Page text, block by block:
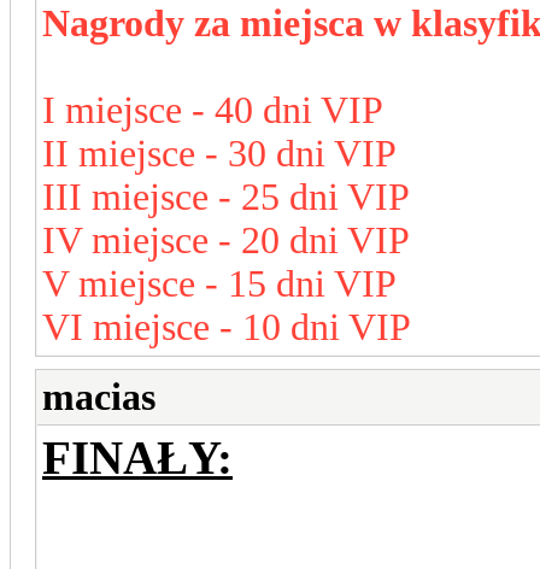
Nagrody za miejsca w
I miejsce - 40 dni VIP
II miejsce - 30 dni VIP
III miejsce - 25 dni VIP
IV miejsce - 20 dni VIP
V miejsce - 15 dni VIP
VI miejsce - 10 dni VIP
macias
FINAŁY: